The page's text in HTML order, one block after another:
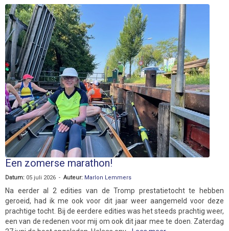
Een zomerse marathon!
Datum: 05 juli 2026 -Auteur: Marlon Lemmers
Na eerder al 2 edities van de Tromp prestatietocht te hebben
geroeid, had ik me ook voor dit jaar weer aangemeld voor deze
prachtige tocht. Bij de eerdere edities was het steeds prachtig weer,
een van de redenen voor mij om ook dit jaar mee te doen. Zaterdag